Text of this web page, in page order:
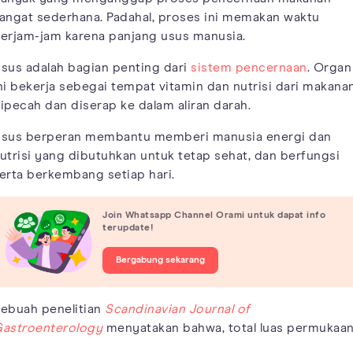
sederhana. Padahal, proses ini memakan waktu
jam karena panjang usus manusia.
adalah bagian penting dari sistem pencernaan. Organ
bekerja sebegai tempat vitamin dan nutrisi dari
dan diserap ke dalam aliran darah.
berperan membantu memberi manusia energi dan
yang dibutuhkan untuk tetap sehat, dan berfungsi
berkembang setiap hari.
Join Whatsapp Channel Orami untuk dapat info
terupdate!
Bergabung sekarang
penelitian Scandinavian Journal of
menyatakan bahwa, total luas